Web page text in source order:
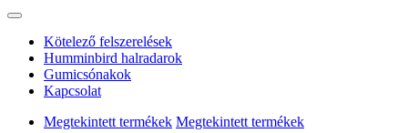
Kötelező felszerelések
Humminbird halradarok
Gumicsónakok
Kapcsolat
Megtekintett termékek Megtekintett termékek